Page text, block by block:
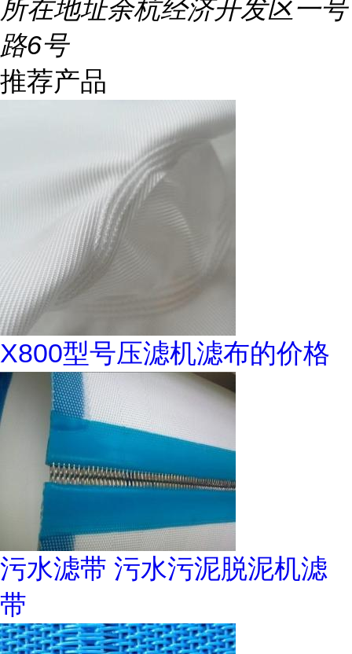
所在地址余杭经济开发区一号
路6号
推荐产品
X800型号压滤机滤布的价格
污水滤带 污水污泥脱泥机滤
带